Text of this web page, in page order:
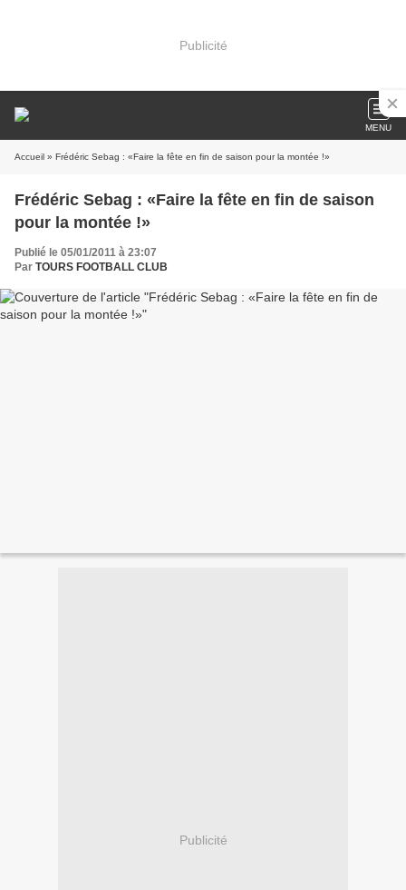
Publicité
MENU
Accueil » Frédéric Sebag : «Faire la fête en fin de saison pour la montée !»
Frédéric Sebag : «Faire la fête en fin de saison
pour la montée !»
Publié le 05/01/2011 à 23:07
Par TOURS FOOTBALL CLUB
Publicité